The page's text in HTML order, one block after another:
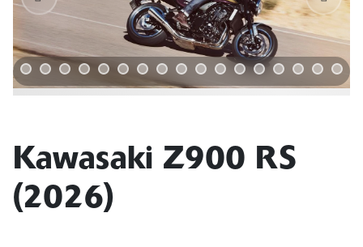
Kawasaki Z900 RS
(2026)